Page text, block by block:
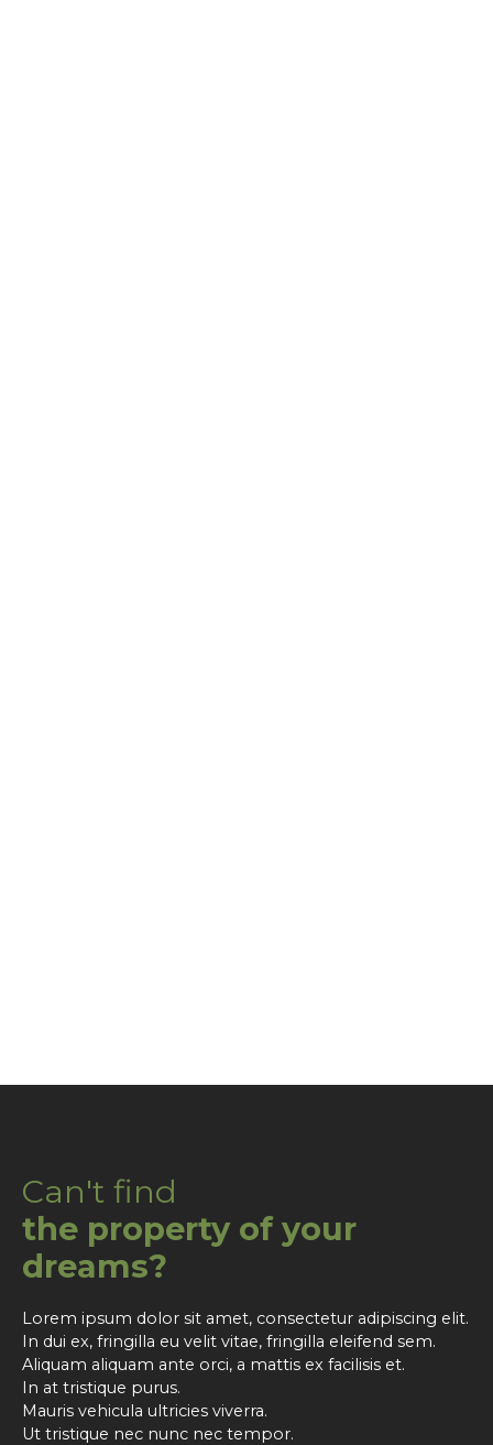
Can't find
the property of your
dreams?
Lorem ipsum dolor sit amet, consectetur adipiscing elit.
In dui ex, fringilla eu velit vitae, fringilla eleifend sem.
Aliquam aliquam ante orci, a mattis ex facilisis et.
In at tristique purus.
Mauris vehicula ultricies viverra.
Ut tristique nec nunc nec tempor.